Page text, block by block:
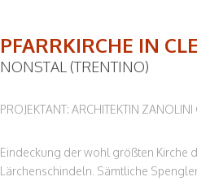
PFARRKIRCHE IN
NONSTAL (TRENTINO)
PROJEKTANT: ARCHITEKTIN ZANOLINI
Eindeckung der wohl größten Kirche
Lärchenschindeln. Sämtliche